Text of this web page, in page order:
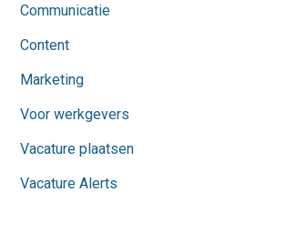
Communicatie
Content
Marketing
Voor werkgevers
Vacature plaatsen
Vacature Alerts